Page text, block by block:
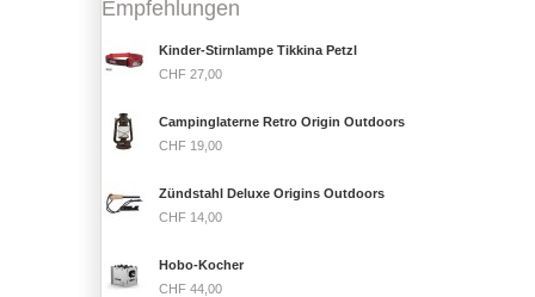
Empfehlungen
Kinder-Stirnlampe Tikkina Petzl
CHF 27,00
Campinglaterne Retro Origin Outdoors
CHF 19,00
Zündstahl Deluxe Origins Outdoors
CHF 14,00
Hobo-Kocher
CHF 44,00